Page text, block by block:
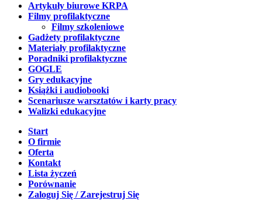
Artykuły biurowe KRPA
Filmy profilaktyczne
Filmy szkoleniowe
Gadżety profilaktyczne
Materiały profilaktyczne
Poradniki profilaktyczne
GOGLE
Gry edukacyjne
Książki i audiobooki
Scenariusze warsztatów i karty pracy
Walizki edukacyjne
Start
O firmie
Oferta
Kontakt
Lista życzeń
Porównanie
Zaloguj Się / Zarejestruj Się